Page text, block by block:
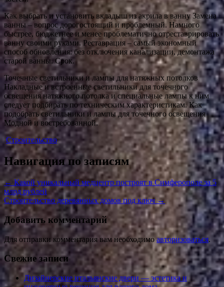
Как выбрать и установить вкладыш из акрила в ванну Замена
ванны – вопрос дорогостоящий и проблемный. Намного
быстрее, бюджетнее и менее проблематично отреставрировать
ванну своими руками. Реставрация – самый экономный
способ обновления: без отключения канализации, демонтажа
старой ванны. Срок.
Точечные светильники и лампы для натяжных потолков
Накладные и встроенные светильники для точечного
освещения натяжного потолка и специальные лампы к ним
следует подбирать по техническим характеристикам. Как
подобрать светильники и лампы для точечного освещения
Модной и востребованной.
Строительство
Навигация по записям
← Какой уникальный медцентр построят в Симферополе за 5
млрд рублей
Строительство деревянных домов под ключ →
Добавить комментарий
Для отправки комментария вам необходимоавторизоваться.
Свежие записи
Дизайнерские итальянские двери — эстетика и